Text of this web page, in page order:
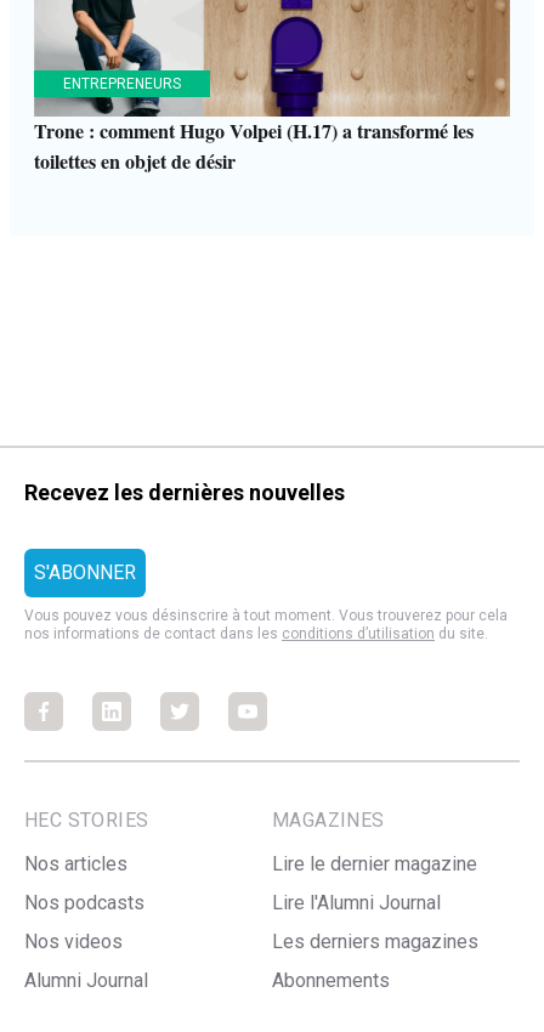
ENTREPRENEURS
Trone : comment Hugo Volpei (H.17) a transformé les
toilettes en objet de désir
Recevez les dernières nouvelles
Vous pouvez vous désinscrire à tout moment. Vous trouverez pour cela
nos informations de contact dans les conditions d’utilisation du site.
FacebookFacebookFacebookFacebook
HEC STORIES
Nos articles
Nos podcasts
Nos videos
Alumni Journal
MAGAZINES
Lire le dernier magazine
Lire l'Alumni Journal
Les derniers magazines
Abonnements